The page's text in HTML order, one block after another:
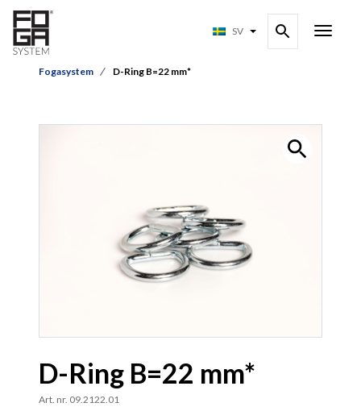
SV
Fogasystem D-Ring B=22 mm*
D-Ring B=22 mm*
Art. nr. 09.2122.01